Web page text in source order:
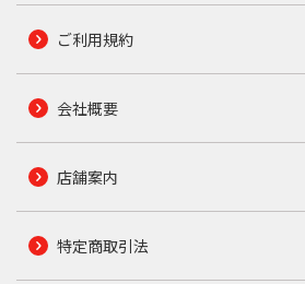
ご利用規約
会社概要
店舗案内
特定商取引法